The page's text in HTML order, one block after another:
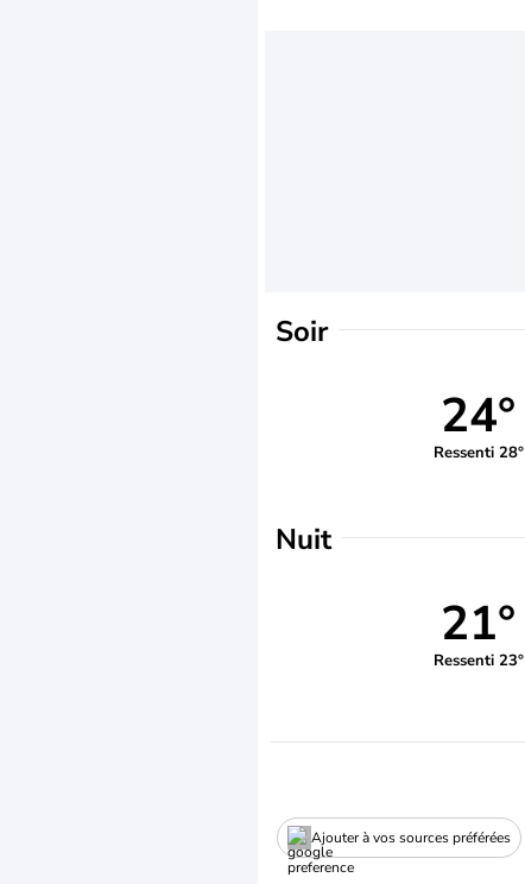
Soir
24°
Ressenti 28°
Nuit
21°
Ressenti 23°
Ajouter à vos sources préférées